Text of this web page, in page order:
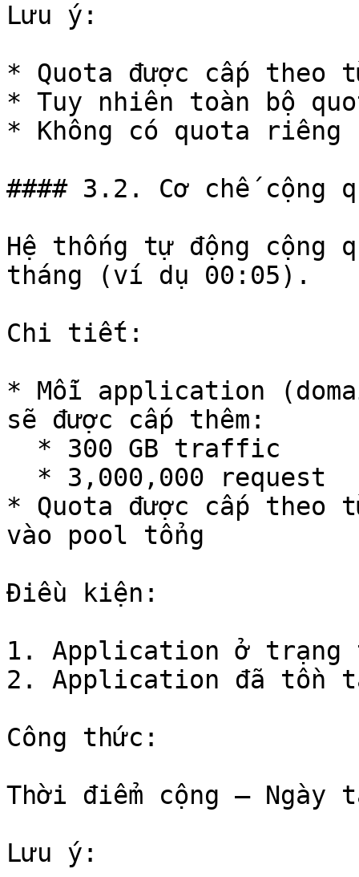
Lưu ý:
* Quota được cấp theo
* Tuy nhiên toàn bộ
* Không có quota
#### 3.2. Cơ chế cộng
Hệ thống tự động cộng
tháng (ví dụ 00:05).
Chi tiết:
* Mỗi application
sẽ được cấp thêm:
* Quota được cấp theo
vào pool tổng
Điều kiện:
1. Application ở trạng
2. Application đã tồn
Công thức:
Thời điểm cộng – Ngày
Lưu ý: